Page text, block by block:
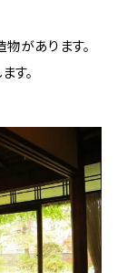
があります。
す。